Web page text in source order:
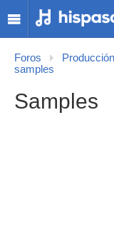
Foros
samples
Samples